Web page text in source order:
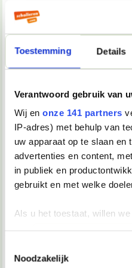
Toestemming Details
Verantwoord gebruik van
Wij en onze 141 partners
IP-adres) met behulp van
uw apparaat op te slaan en
advertenties en content,
in publiek en
gebruikt en met welke
Als u het toestaat, willen
Uw apparaat
Noodzakelijk
Als ik morgen tijd heb, resize
ze even.
__________________
08-12-2007, 17:39
Oooh, Junior Songfestival
Ik kijk ook en ik vind dat dat
08-12-2007, 17:40
Martiño
Andijvie schreef:
Oooh, Junior Songfestival
Andijvie, je daalt nu enorm in
__________________
08-12-2007, 17:44